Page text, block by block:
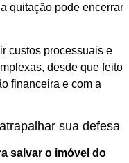
quitação pode encerrar
custos processuais e
desde que feito
financeira e com a
sua defesa
salvar o imóvel do